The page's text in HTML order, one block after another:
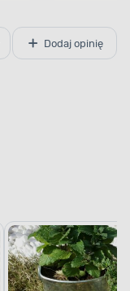
Dodaj opinię